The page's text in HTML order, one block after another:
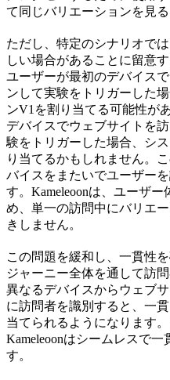
て同じバリエーションを見
ただし、特定のシナリオで
しい場合があることに留意
ユーザーが最初のデバイス
ンして実験をトリガーした
ンV1を割り当てる可能性が
デバイスでウェブサイトを
験をトリガーした場合、シ
り当てるかもしれません。
バイスをまたいでユーザー
す。Kameleoonは、ユーザ
め、単一の訪問中にバリエ
きしません。
この問題を緩和し、一貫性
ジャーニー全体を通して訪
異なるデバイスからウェブ
に訪問者を識別すると、一
当てられるようになります
Kameleoonはシームレスで
す。